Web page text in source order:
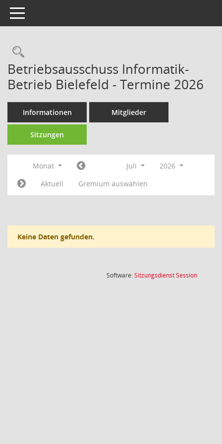
Toggle navigation
Rechercheauswahl
Betriebsausschuss Informatik-
Betrieb Bielefeld - Termine 2026
Informationen Mitglieder
Sitzungen
Monat Juli
2026
Aktuell
Gremium auswählen
Keine Daten gefunden.
Software:SitzungsdienstSession(Wird in